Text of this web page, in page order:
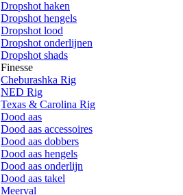
Dropshot haken
Dropshot hengels
Dropshot lood
Dropshot onderlijnen
Dropshot shads
Finesse
Cheburashka Rig
NED Rig
Texas & Carolina Rig
Dood aas
Dood aas accessoires
Dood aas dobbers
Dood aas hengels
Dood aas onderlijn
Dood aas takel
Meerval